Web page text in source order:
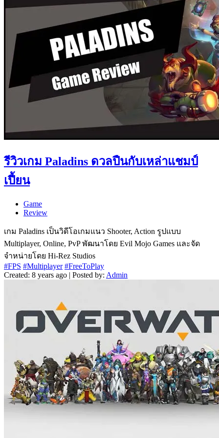
รีวิวเกม Paladins ดวลปืนกับเหล่าแชมป์
เปี้ยน
Game
Review
เกม Paladins เป็นวิดีโอเกมแนว Shooter, Action รูปแบบ
Multiplayer, Online, PvP พัฒนาโดย Evil Mojo Games และจัด
จำหน่ายโดย Hi-Rez Studios
#FPS #Multiplayer #FreeToPlay
Created: 8 years ago | Posted by: Admin